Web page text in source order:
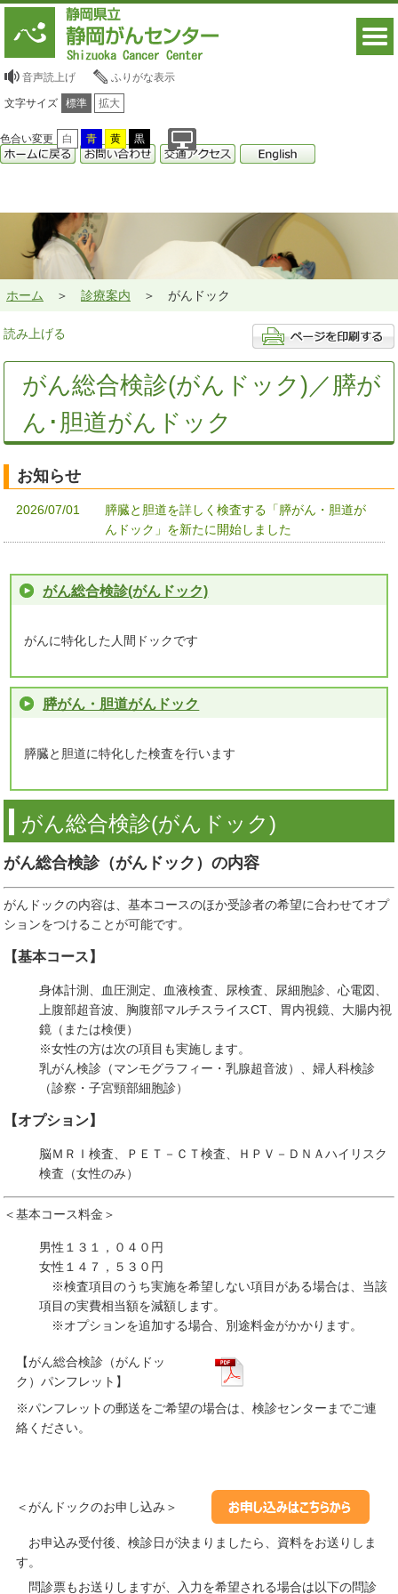
音声読上げ ふりがな表示
文字サイズ 標準 拡大
色合い変更 白 青 黄 黒
ホーム 診療案内 がんドック
読み上げる
がん総合検診(がんドック)／膵が
ん･胆道がんドック
お知らせ
2026/07/01
膵臓と胆道を詳しく検査する「膵がん・胆道が
んドック」を新たに開始しました
がん総合検診(がんドック)
がんに特化した人間ドックです
膵がん・胆道がんドック
膵臓と胆道に特化した検査を行います
がん総合検診(がんドック)
がん総合検診（がんドック）の内容
がんドックの内容は、基本コースのほか受診者の希望に合わせてオプ
ションをつけることが可能です。
【基本コース】
身体計測、血圧測定、血液検査、尿検査、尿細胞診、心電図、
上腹部超音波、胸腹部マルチスライスCT、胃内視鏡、大腸内視
鏡（または検便）
※女性の方は次の項目も実施します。
乳がん検診（マンモグラフィー・乳腺超音波）、婦人科検診
（診察・子宮頸部細胞診）
【オプション】
脳ＭＲＩ検査、ＰＥＴ－ＣＴ検査、ＨＰＶ－ＤＮＡハイリスク
検査（女性のみ）
＜基本コース料金＞
男性１３１，０４０円
女性１４７，５３０円
※検査項目のうち実施を希望しない項目がある場合は、当該
項目の実費相当額を減額します。
※オプションを追加する場合、別途料金がかかります。
【がん総合検診（がんドッ
ク）パンフレット】
※パンフレットの郵送をご希望の場合は、検診センターまでご連
絡ください。
＜がんドックのお申し込み＞
お申込み受付後、検診日が決まりましたら、資料をお送りしま
す。
問診票もお送りしますが、入力を希望される場合は以下の問診